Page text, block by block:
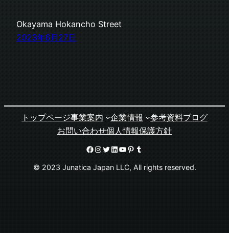
Okayama Hokancho Street
2023年6月27日
トップページ事業案内 企業情報 参考資料ブログ
お問い合わせ個人情報保護方針
Facebook
Instagram
Twitter
LinkedIn
YouTube
Pinterest
Tumblr
© 2023 Junatica Japan LLC, All rights reserved.